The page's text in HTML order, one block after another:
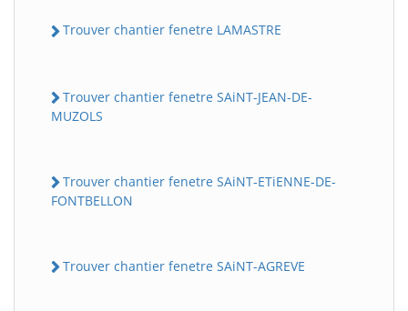
Trouver chantier fenetre LAMASTRE
Trouver chantier fenetre SAiNT-JEAN-DE-
MUZOLS
Trouver chantier fenetre SAiNT-ETiENNE-DE-
FONTBELLON
Trouver chantier fenetre SAiNT-AGREVE